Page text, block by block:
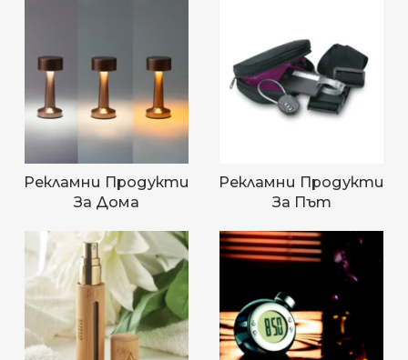
Рекламни Продукти
За Дома
Рекламни Продукти
За Път